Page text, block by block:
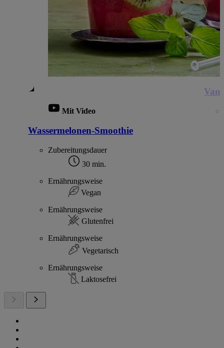
Mit Video
Wassermelonen-Smoothie
Zubereitungsdauer
30 min.
Ernährungsweise
Vegan
Ernährungsweise
Glutenfrei
Ernährungsweise
Vegetarisch
Ernährungsweise
Laktosefrei